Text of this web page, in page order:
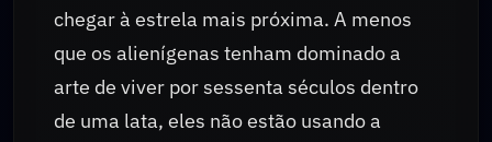
chegar à estrela mais próxima. A menos
que os alienígenas tenham dominado a
arte de viver por sessenta séculos dentro
de uma lata, eles não estão usando a